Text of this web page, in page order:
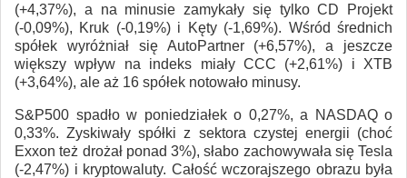
(+4,37%), a na minusie zamykały się tylko CD Projekt
(-0,09%), Kruk (-0,19%) i Kęty (-1,69%). Wśród średnich
spółek wyróżniał się AutoPartner (+6,57%), a jeszcze
większy wpływ na indeks miały CCC (+2,61%) i XTB
(+3,64%), ale aż 16 spółek notowało minusy.
S&P500 spadło w poniedziałek o 0,27%, a NASDAQ o
0,33%. Zyskiwały spółki z sektora czystej energii (choć
Exxon też drożał ponad 3%), słabo zachowywała się Tesla
(-2,47%) i kryptowaluty. Całość wczorajszego obrazu była